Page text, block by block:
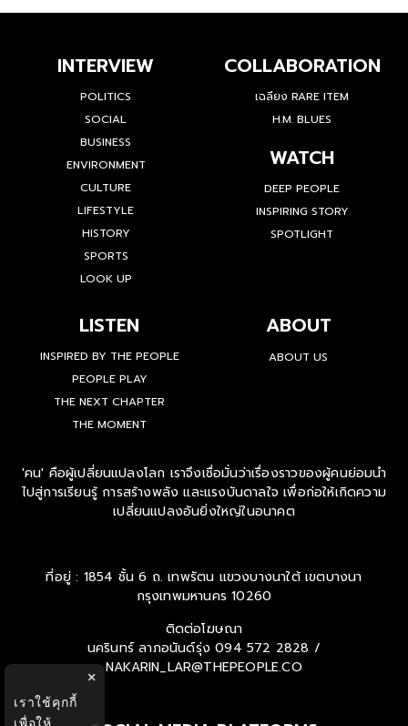
INTERVIEW
POLITICS
SOCIAL
BUSINESS
ENVIRONMENT
CULTURE
LIFESTYLE
HISTORY
SPORTS
LOOK UP
COLLABORATION
เฉลียง RARE ITEM
H.M. BLUES
WATCH
DEEP PEOPLE
INSPIRING STORY
SPOTLIGHT
LISTEN
INSPIRED BY THE PEOPLE
PEOPLE PLAY
THE NEXT CHAPTER
THE MOMENT
ABOUT
ABOUT US
'คน' คือผู้เปลี่ยนแปลงโลก เราจึงเชื่อมั่นว่าเรื่องราวของผู้คนย่อมนำ
ไปสู่การเรียนรู้ การสร้างพลัง และแรงบันดาลใจ เพื่อก่อให้เกิดความ
เปลี่ยนแปลงอันยิ่งใหญ่ในอนาคต
ที่อยู่ : 1854 ชั้น 6 ถ. เทพรัตน แขวงบางนาใต้ เขตบางนา
กรุงเทพมหานคร 10260
ติดต่อโฆษณา
นครินทร์ ลาภอนันด์รุ่ง 094 572 2828 /
NAKARIN_LAR@THEPEOPLE.CO
×
เราใช้คุกกี้